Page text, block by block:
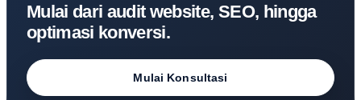
Mulai dari audit website, SEO, hingga
optimasi konversi.
Mulai Konsultasi